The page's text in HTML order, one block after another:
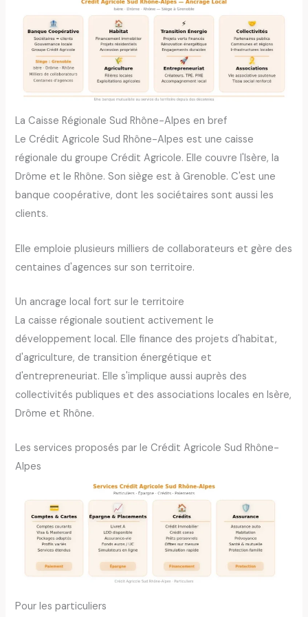
La Caisse Régionale Sud Rhône-Alpes en bref
Le Crédit Agricole Sud Rhône-Alpes est une caisse
régionale du groupe Crédit Agricole. Elle couvre l'Isère, la
Drôme et le Rhône. Son siège est à Grenoble. C'est une
banque coopérative, dont les sociétaires sont aussi les
clients.
Elle emploie plusieurs milliers de collaborateurs et gère des
centaines d'agences sur son territoire.
Un ancrage local fort sur le territoire
La caisse régionale soutient activement le
développement local. Elle finance des projets d'habitat,
d'agriculture, de transition énergétique et
d'entrepreneuriat. Elle s'implique aussi auprès des
collectivités publiques et des associations locales en Isère,
Drôme et Rhône.
Les services proposés par le Crédit Agricole Sud Rhône-
Alpes
Pour les particuliers